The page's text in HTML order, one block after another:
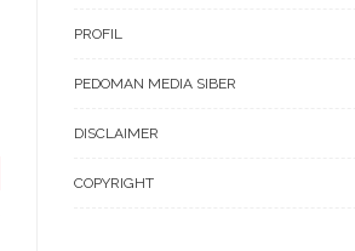
PROFIL
PEDOMAN MEDIA SIBER
DISCLAIMER
COPYRIGHT